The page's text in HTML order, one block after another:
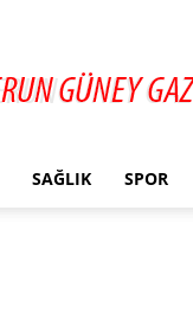
SAĞLIK SPOR